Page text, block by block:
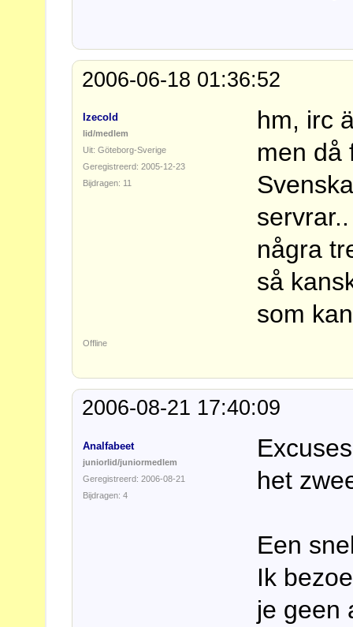
2006-06-18 01:36:52
Izecold
lid/medlem
Uit: Göteborg-Sverige
Geregistreerd: 2005-12-23
Bijdragen: 11
hm, irc
men då
några
så
som
Offline
2006-08-21 17:40:09
Analfabeet
juniorlid/juniormedlem
Geregistreerd: 2006-08-21
Bijdragen: 4
het
Een
Ik
je geen